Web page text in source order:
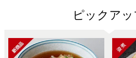
ピックア